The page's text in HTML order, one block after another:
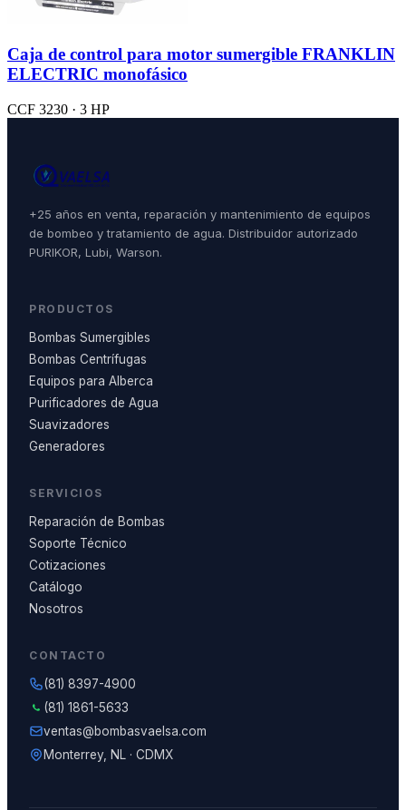
Caja de control para motor sumergible FRANKLIN
ELECTRIC monofásico
CCF 3230 · 3 HP
+25 años en venta, reparación y mantenimiento de equipos
de bombeo y tratamiento de agua. Distribuidor autorizado
PURIKOR, Lubi, Warson.
PRODUCTOS
Bombas Sumergibles
Bombas Centrífugas
Equipos para Alberca
Purificadores de Agua
Suavizadores
Generadores
SERVICIOS
Reparación de Bombas
Soporte Técnico
Cotizaciones
Catálogo
Nosotros
CONTACTO
(81) 8397-4900
(81) 1861-5633
ventas@bombasvaelsa.com
Monterrey, NL · CDMX